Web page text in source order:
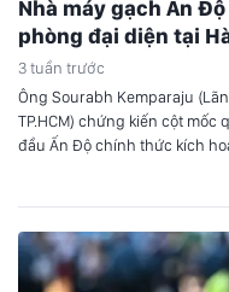
Nhà máy gạch Ấn
phòng đại diện tại
3 tuần trước
Ông Sourabh Kemparaju
TP.HCM) chứng kiến cột
đầu Ấn Độ chính thức kích